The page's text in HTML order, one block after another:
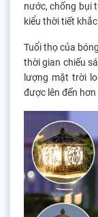
nước, chống bụi
kiểu thời tiết
Tuổi thọ của
thời gian chiếu
lượng mặt trời
được lên đến hơn